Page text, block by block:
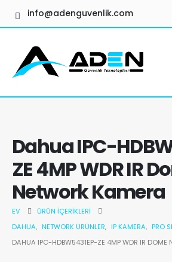
info@adenguvenlik.com
Dahua IPC-
ZE 4MP WDR IR
Network Kamera
EV
ÜRÜN İÇERIKLERI
DAHUA, NETWORK ÜRÜNLER, IP KAMERA, PRO
DAHUA IPC-HDBW5431EP-ZE 4MP WDR IR DOME